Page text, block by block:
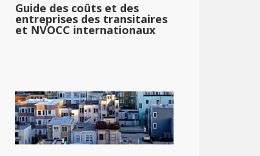
Guide des coûts et des
entreprises des transitaires
et NVOCC internationaux